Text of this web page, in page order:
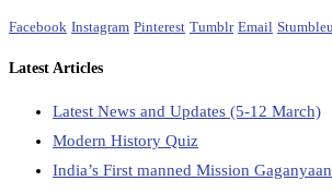
Facebook Instagram Pinterest Tumblr Email
Latest Articles
Latest News and Updates (5-12 March)
Modern History Quiz
India’s First manned Mission